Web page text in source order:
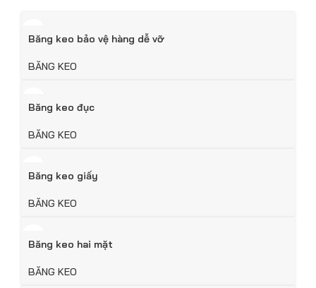
Băng keo bảo vệ hàng dễ vỡ
BĂNG KEO
Băng keo đục
BĂNG KEO
Băng keo giấy
BĂNG KEO
Băng keo hai mặt
BĂNG KEO